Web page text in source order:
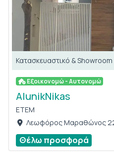
Κατασκευαστικό & Showroom
Εξοικονομώ - Αυτονομώ
AlunikNikas
ETEM
Λεωφόρος Μαραθώνος
Θέλω προσφορά